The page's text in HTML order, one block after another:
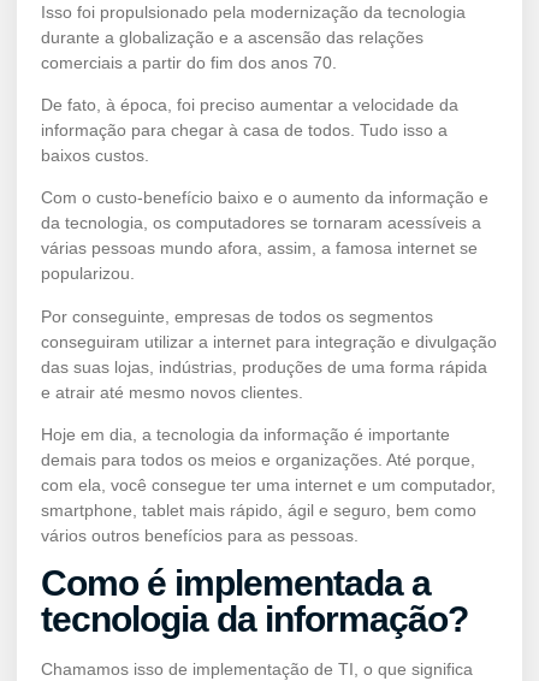
Isso foi propulsionado pela modernização da tecnologia
durante a globalização e a ascensão das relações
comerciais a partir do fim dos anos 70.
De fato, à época, foi preciso aumentar a velocidade da
informação para chegar à casa de todos. Tudo isso a
baixos custos.
Com o custo-benefício baixo e o aumento da informação e
da tecnologia, os computadores se tornaram acessíveis a
várias pessoas mundo afora, assim, a famosa internet se
popularizou.
Por conseguinte, empresas de todos os segmentos
conseguiram utilizar a internet para integração e divulgação
das suas lojas, indústrias, produções de uma forma rápida
e atrair até mesmo novos clientes.
Hoje em dia, a tecnologia da informação é importante
demais para todos os meios e organizações. Até porque,
com ela, você consegue ter uma internet e um computador,
smartphone, tablet mais rápido, ágil e seguro, bem como
vários outros benefícios para as pessoas.
Como é implementada a
tecnologia da informação?
Chamamos isso de implementação de TI, o que significa